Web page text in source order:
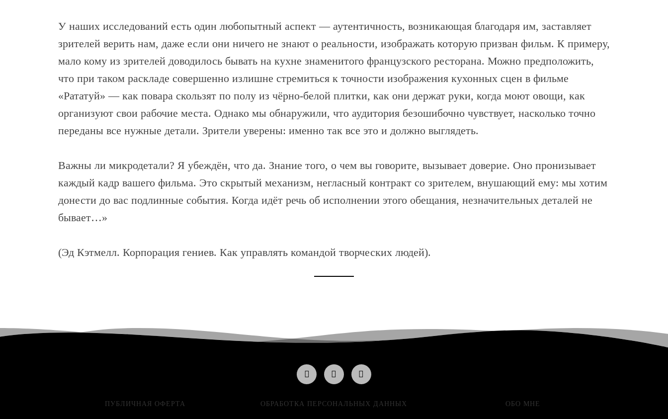
У наших исследований есть один любопытный аспект — аутентичность, возникающая благодаря им, заставляет
зрителей верить нам, даже если они ничего не знают о реальности, изображать которую призван фильм. К примеру,
мало кому из зрителей доводилось бывать на кухне знаменитого французского ресторана. Можно предположить,
что при таком раскладе совершенно излишне стремиться к точности изображения кухонных сцен в фильме
«Рататуй» — как повара скользят по полу из чёрно-белой плитки, как они держат руки, когда моют овощи, как
организуют свои рабочие места. Однако мы обнаружили, что аудитория безошибочно чувствует, насколько точно
переданы все нужные детали. Зрители уверены: именно так все это и должно выглядеть.
Важны ли микродетали? Я убеждён, что да. Знание того, о чем вы говорите, вызывает доверие. Оно пронизывает
каждый кадр вашего фильма. Это скрытый механизм, негласный контракт со зрителем, внушающий ему: мы хотим
донести до вас подлинные события. Когда идёт речь об исполнении этого обещания, незначительных деталей не
бывает…»
(Эд Кэтмелл. Корпорация гениев. Как управлять командой творческих людей).
ПУБЛИЧНАЯ ОФЕРТА ОБРАБОТКА ПЕРСОНАЛЬНЫХ ДАННЫХ ОБО МНЕ